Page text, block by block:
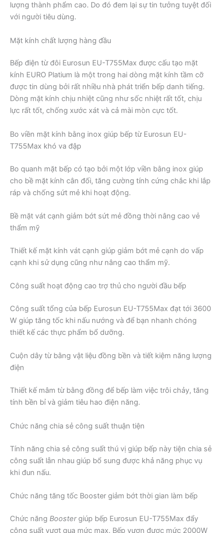
lượng thành phẩm cao. Do đó đem lại sự tin tưởng tuyệt đối
với người tiêu dùng.
Mặt kính chất lượng hàng đầu
Bếp điện từ đôi Eurosun EU-T755Max được cấu tạo mặt
kính EURO Platium là một trong hai dòng mặt kính tầm cỡ
được tin dùng bởi rất nhiều nhà phát triển bếp danh tiếng.
Dòng mặt kính chịu nhiệt cũng như sốc nhiệt rất tốt, chịu
lực rất tốt, chống xước xát và cả mài mòn cực tốt.
Bo viền mặt kính bằng inox giúp bếp từ Eurosun EU-
T755Max khó va đập
Bo quanh mặt bếp có tạo bởi một lớp viền bằng inox giúp
cho bề mặt kính cân đối, tăng cường tính cứng chắc khi lắp
ráp và chống sứt mẻ khi hoạt động.
Bề mặt vát cạnh giảm bớt sứt mẻ đồng thời nâng cao vẻ
thẩm mỹ
Thiết kế mặt kính vát cạnh giúp giảm bớt mẻ cạnh do vấp
cạnh khi sử dụng cũng như nâng cao thẩm mỹ.
Công suất hoạt động cao trợ thủ cho người đầu bếp
Công suất tổng của bếp Eurosun EU-T755Max đạt tới 3600
W giúp tăng tốc khi nấu nướng và để bạn nhanh chóng
thiết kế các thực phẩm bổ dưỡng.
Cuộn dây từ bằng vật liệu đồng bền và tiết kiệm năng lượng
điện
Thiết kế mâm từ bằng đồng để bếp làm việc trôi chảy, tăng
tính bền bỉ và giảm tiêu hao điện năng.
Chức năng chia sẻ công suất thuận tiện
Tính năng chia sẻ công suất thú vị giúp bếp này tiện chia sẻ
công suất lẫn nhau giúp bổ sung được khả năng phục vụ
khi đun nấu.
Chức năng tăng tốc Booster giảm bớt thời gian làm bếp
Chức năng Boostergiúp bếp Eurosun EU-T755Max đẩy
công suất vượt qua mức max. Bếp vươn được mức 2000W